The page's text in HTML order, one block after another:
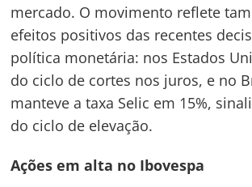
mercado. O movimento reflete
efeitos positivos das recentes
política monetária: nos Estados
do ciclo de cortes nos juros, e no
manteve a taxa Selic em 15%,
do ciclo de elevação.
Ações em alta no Ibovespa